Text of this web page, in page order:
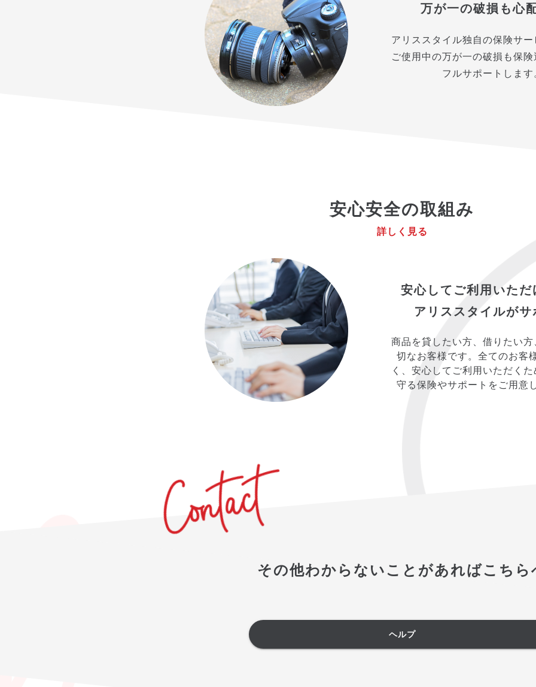
万が一の破損も心
アリススタイル独自の保険サ
ご使用中の万が一の破損も保
フルサポートします
安心安全の取組み
詳しく見る
安心してご利用いた
アリススタイルが
商品を貸したい方、借りたい
切なお客様です。全てのお客
く、安心してご利用いただく
守る保険やサポートをご用意
その他わからないことがあればこちら
ヘルプ